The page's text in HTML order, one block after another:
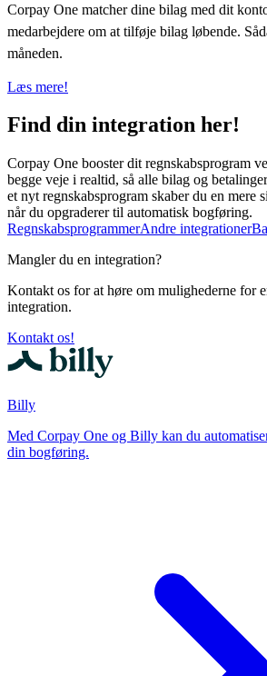
Corpay One matcher dine bilag med dit
medarbejdere om at tilføje bilag løbende.
måneden.
Læs mere!
Find din integration her!
Corpay One booster dit regnskabsprogram
begge veje i realtid, så alle bilag og
et nyt regnskabsprogram skaber du en mere
når du opgraderer til automatisk bogføring.
RegnskabsprogrammerAndre integrationer
Mangler du en integration?
Kontakt os for at høre om mulighederne for
integration.
Kontakt os!
Billy
Med Corpay One og Billy kan du
din bogføring.